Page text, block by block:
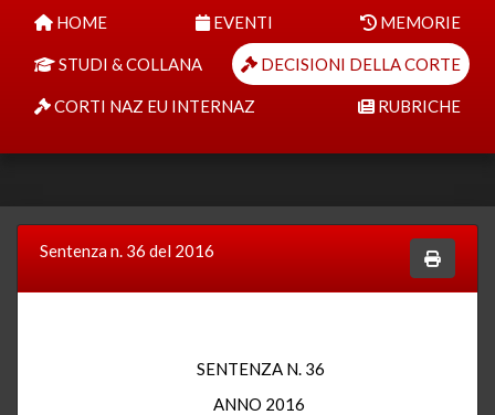
HOME EVENTI MEMORIE
STUDI & COLLANA DECISIONI DELLA CORTE
CORTI NAZ EU INTERNAZ RUBRICHE
Sentenza n. 36 del 2016
SENTENZA N. 36
ANNO 2016